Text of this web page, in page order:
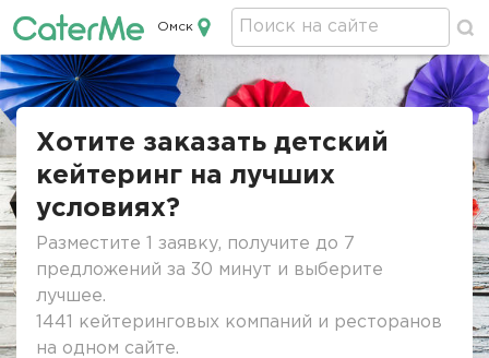
Кейтеринг в Омске
Омск
Строка
Хотите заказать детский
кейтеринг на лучших
условиях?
Разместите 1 заявку, получите до 7
предложений за 30 минут и выберите
лучшее.
1441 кейтеринговых компаний и ресторанов
на одном сайте.